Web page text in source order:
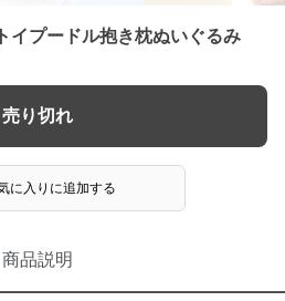
イプードル抱き枕ぬいぐるみ
売り切れ
に入りに追加する
商品説明